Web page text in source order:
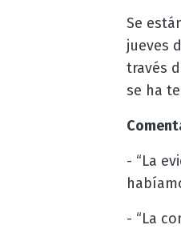
Se
jueves
través
se ha
- “La
- “La